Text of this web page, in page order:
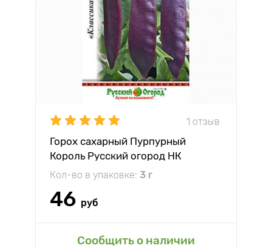
1 отзыв
Горох сахарный Пурпурный
Король Русский огород НК
Кол-во в упаковке: 3 г
46 руб
Сообщить о наличии